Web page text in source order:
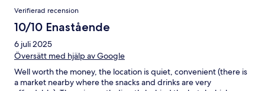
Verifierad recension
10/10 Enastående
6 juli 2025
Översätt med hjälp av Google
Well worth the money, the location is quiet, convenient (there is
a market nearby where the snacks and drinks are very